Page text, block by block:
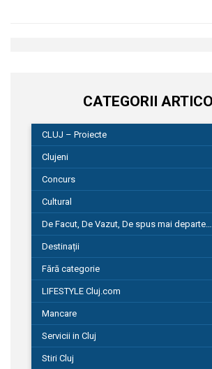
CATEGORII
CLUJ – Proiecte
Clujeni
Concurs
Cultural
De Facut, De Vazut, De spus mai departe…
Destinații
Fără categorie
LIFESTYLE Cluj.com
Mancare
Servicii in Cluj
Stiri Cluj